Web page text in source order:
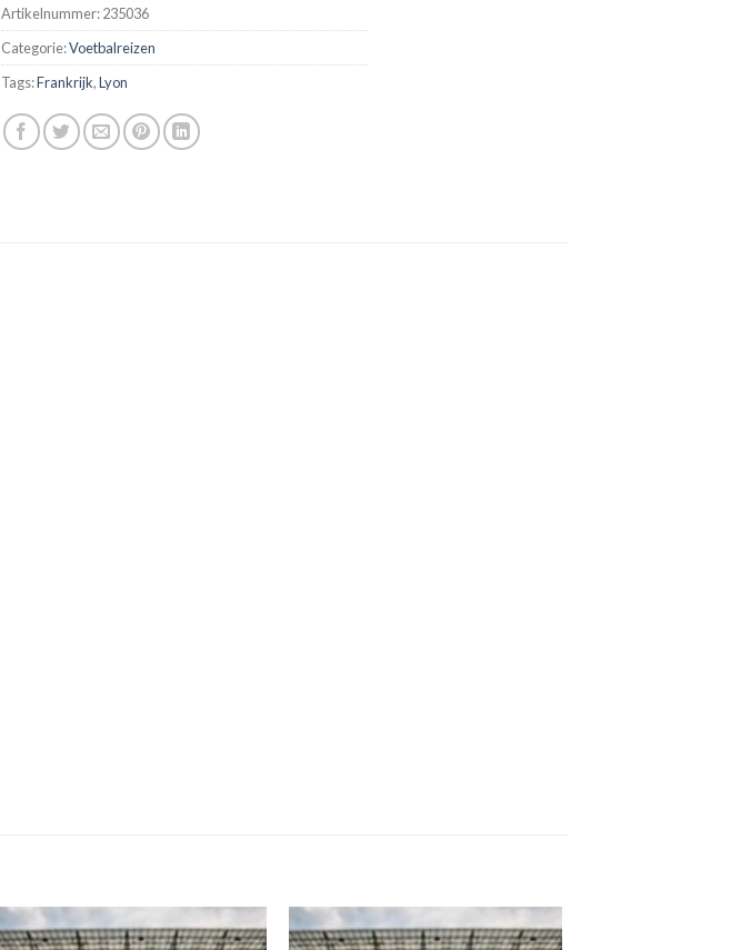
Artikelnummer:235036
Categorie:Voetbalreizen
Tags:Frankrijk,Lyon